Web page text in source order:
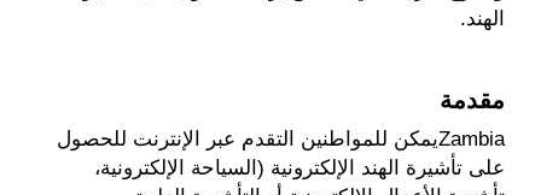
الهند.
مقدمة
Zambiaيمكن للمواطنين التقدم عبر الإنترنت للحصول
على تأشيرة الهند الإلكترونية (السياحة الإلكترونية،